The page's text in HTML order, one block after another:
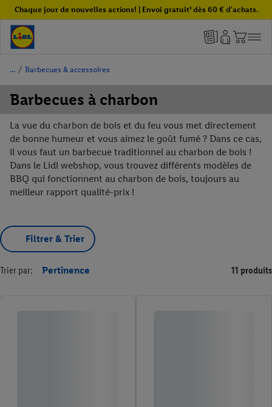
Chaque jour de nouvelles actions! | Envoi gratuit¹ dès 60 € d'achats.
/ Barbecues & accessoires
Barbecues à charbon
La vue du charbon de bois et du feu vous met directement
de bonne humeur et vous aimez le goût fumé ? Dans ce cas,
il vous faut un barbecue traditionnel au charbon de bois !
Dans le Lidl webshop, vous trouvez différents modèles de
BBQ qui fonctionnent au charbon de bois, toujours au
meilleur rapport qualité-prix !
Filtrer & Trier
Trier par: Pertinence 11 produits